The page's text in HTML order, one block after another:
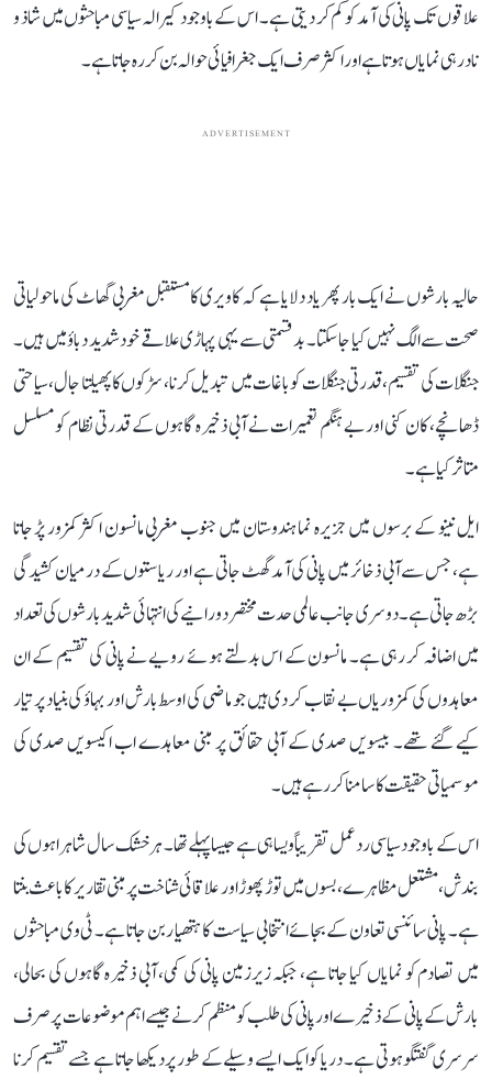
علاقوں تک پانی کی آمد کو کم کر دیتی ہے۔ اس کے باوجود کیرالہ سیاسی مباحثوں میں شاذ و
نادر ہی نمایاں ہوتا ہے اور اکثر صرف ایک جغرافیائی حوالہ بن کر رہ جاتا ہے۔
ADVERTISEMENT
حالیہ بارشوں نے ایک بار پھر یاد دلایا ہے کہ کاویری کا مستقبل مغربی گھاٹ کی ماحولیاتی
صحت سے الگ نہیں کیا جا سکتا۔ بدقسمتی سے یہی پہاڑی علاقے خود شدید دباؤ میں ہیں۔
جنگلات کی تقسیم، قدرتی جنگلات کو باغات میں تبدیل کرنا، سڑکوں کا پھیلتا جال، سیاحتی
ڈھانچے، کان کنی اور بے ہنگم تعمیرات نے آبی ذخیرہ گاہوں کے قدرتی نظام کو مسلسل
متاثر کیا ہے۔
ایل نینو کے برسوں میں جزیرہ نما ہندوستان میں جنوب مغربی مانسون اکثر کمزور پڑ جاتا
ہے، جس سے آبی ذخائر میں پانی کی آمد گھٹ جاتی ہے اور ریاستوں کے درمیان کشیدگی
بڑھ جاتی ہے۔ دوسری جانب عالمی حدت مختصر دورانیے کی انتہائی شدید بارشوں کی تعداد
میں اضافہ کر رہی ہے۔ مانسون کے اس بدلتے ہوئے رویے نے پانی کی تقسیم کے ان
معاہدوں کی کمزوریاں بے نقاب کر دی ہیں جو ماضی کی اوسط بارش اور بہاؤ کی بنیاد پر تیار
کیے گئے تھے۔ بیسویں صدی کے آبی حقائق پر مبنی معاہدے اب اکیسویں صدی کی
موسمیاتی حقیقت کا سامنا کر رہے ہیں۔
اس کے باوجود سیاسی ردعمل تقریباً ویسا ہی ہے جیسا پہلے تھا۔ ہر خشک سال شاہراہوں کی
بندش، مشتعل مظاہرے، بسوں میں توڑ پھوڑ اور علاقائی شناخت پر مبنی تقاریر کا باعث بنتا
ہے۔ پانی سائنسی تعاون کے بجائے انتخابی سیاست کا ہتھیار بن جاتا ہے۔ ٹی وی مباحثوں
میں تصادم کو نمایاں کیا جاتا ہے، جبکہ زیرزمین پانی کی کمی، آبی ذخیرہ گاہوں کی بحالی،
بارش کے پانی کے ذخیرے اور پانی کی طلب کو منظم کرنے جیسے اہم موضوعات پر صرف
سرسری گفتگو ہوتی ہے۔ دریا کو ایک ایسے وسیلے کے طور پر دیکھا جاتا ہے جسے تقسیم کرنا